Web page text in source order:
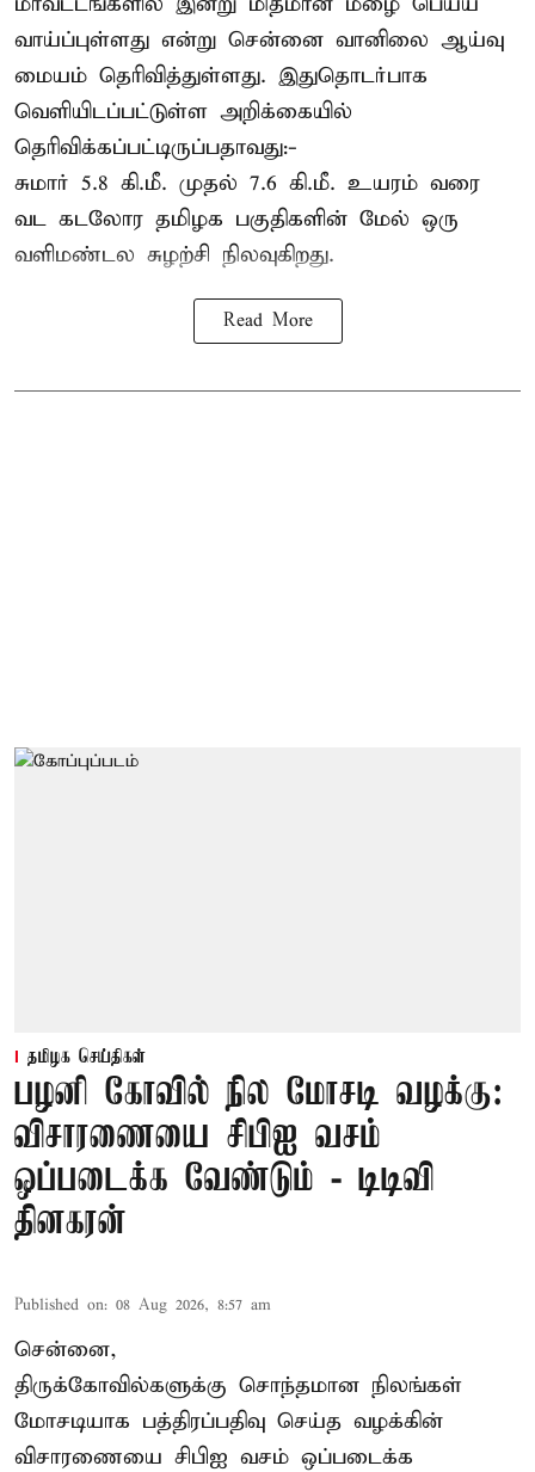
வாய்ப்புள்ளது என்று சென்னை வானிலை ஆய்வு
மையம் தெரிவித்துள்ளது. இதுதொடர்பாக
வெளியிடப்பட்டுள்ள அறிக்கையில்
தெரிவிக்கப்பட்டிருப்பதாவது:-
சுமார் 5.8 கி.மீ. முதல் 7.6 கி.மீ. உயரம் வரை
வட கடலோர தமிழக பகுதிகளின் மேல் ஒரு
வளிமண்டல சுழற்சி நிலவுகிறது.
Read More
தமிழக செய்திகள்
பழனி கோவில் நில மோசடி வழக்கு:
விசாரணையை சிபிஐ வசம்
ஒப்படைக்க வேண்டும் - டிடிவி
தினகரன்
Published on: 08 Aug 2026, 8:57 am
சென்னை,
திருக்கோவில்களுக்கு சொந்தமான நிலங்கள்
மோசடியாக பத்திரப்பதிவு செய்த வழக்கின்
விசாரணையை சிபிஐ வசம் ஒப்படைக்க